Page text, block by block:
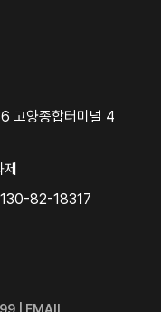
고양종합터미널 4
130-82-18317